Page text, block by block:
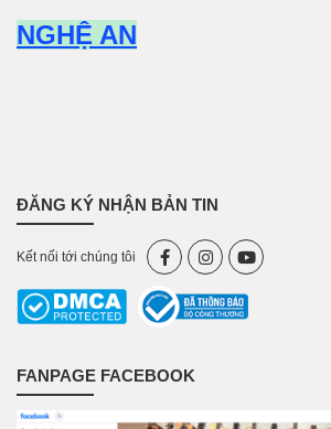
NGHỆ AN
ĐĂNG KÝ NHẬN BẢN TIN
Kết nối tới chúng tôi
FANPAGE FACEBOOK